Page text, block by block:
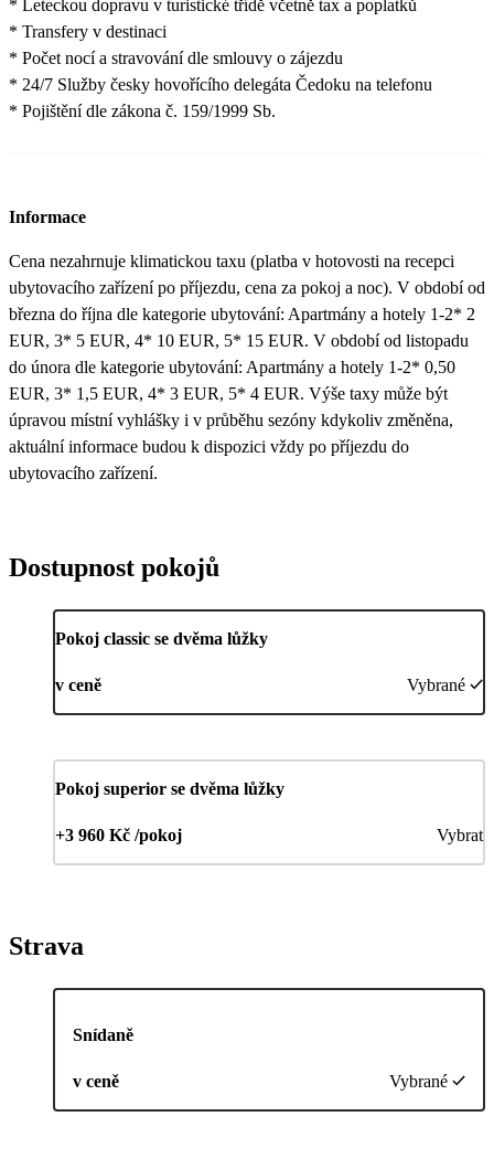
* Leteckou dopravu v turistické třídě včetně tax a poplatků
* Transfery v destinaci
* Počet nocí a stravování dle smlouvy o zájezdu
* 24/7 Služby česky hovořícího delegáta Čedoku na telefonu
* Pojištění dle zákona č. 159/1999 Sb.
Informace
Cena nezahrnuje klimatickou taxu (platba v hotovosti na recepci
ubytovacího zařízení po příjezdu, cena za pokoj a noc). V období od
března do října dle kategorie ubytování: Apartmány a hotely 1-2* 2
EUR, 3* 5 EUR, 4* 10 EUR, 5* 15 EUR. V období od listopadu
do února dle kategorie ubytování: Apartmány a hotely 1-2* 0,50
EUR, 3* 1,5 EUR, 4* 3 EUR, 5* 4 EUR. Výše taxy může být
úpravou místní vyhlášky i v průběhu sezóny kdykoliv změněna,
aktuální informace budou k dispozici vždy po příjezdu do
ubytovacího zařízení.
Dostupnost pokojů
Pokoj classic se dvěma lůžky
v ceně Vybrané
Pokoj superior se dvěma lůžky
+3 960 Kč /pokoj Vybrat
Strava
Snídaně
v ceně Vybrané